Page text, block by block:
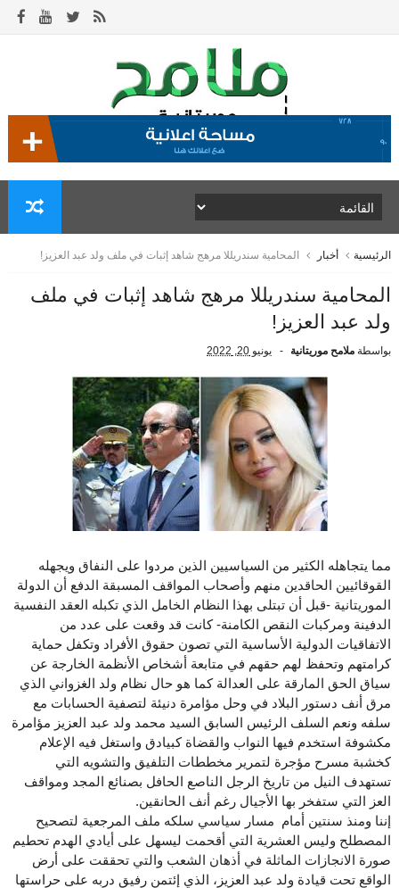
الرئيسية أخبار المحامية سندريللا مرهج شاهد إثبات في ملف ولد عبد العزيز!
المحامية سندريللا مرهج شاهد إثبات في ملف
ولد عبد العزيز!
بواسطة ملامح موريتانية يونيو 20, 2022
مما يتجاهله الكثير من السياسيين الذين مردوا على النفاق ويجهله
القوقائيين الحاقدين منهم وأصحاب المواقف المسبقة الدفع أن الدولة
الموريتانية -قبل أن تبتلى بهذا النظام الخامل الذي تكبله العقد النفسية
الدفينة ومركبات النقص الكامنة- كانت قد وقعت على عدد من
الاتفاقيات الدولية الأساسية التي تصون حقوق الأفراد وتكفل حماية
كرامتهم وتحفظ لهم حقهم في متابعة أشخاص الأنظمة الخارجة عن
سياق الحق المارقة على العدالة كما هو حال نظام ولد الغزواني الذي
مرق أنف دستور البلاد في وحل مؤامرة دنيئة لتصفية الحسابات مع
سلفه ونعم السلف الرئيس السابق السيد محمد ولد عبد العزيز مؤامرة
مكشوفة استخدم فيها النواب والقضاة كبيادق واستغل فيه الإعلام
كخشبة مسرح مؤجرة لتمرير مخططات التلفيق والتشويه التي
تستهدف النيل من تاريخ الرجل الناصع الحافل بصنائع المجد ومواقف
العز التي ستفخر بها الأجيال رغم أنف الحانقين.
إننا ومنذ سنتين أمام مسار سياسي سلكه ملف المرجعية لتصحيح
المصطلح وليس العشرية التي أقحمت ليسهل على أيادي الهدم تحطيم
صورة الانجازات الماثلة في أذهان الشعب والتي تحققت على أرض
الواقع تحت قيادة ولد عبد العزيز، الذي إئتمن رفيق دربه على حراستها